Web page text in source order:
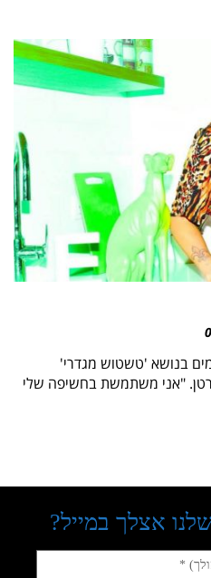
בנושא 'טשטוש מגדרי'
"אני משתמשת בחשיפה שלי